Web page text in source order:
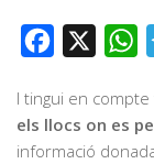
Facebook
I tingui en
els llocs on es
informació